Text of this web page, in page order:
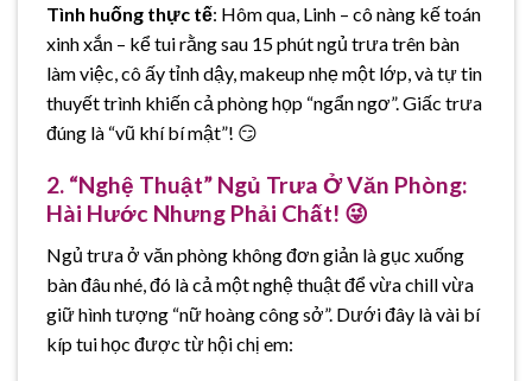
Tình huống thực tế: Hôm qua, Linh – cô nàng kế toán
xinh xắn – kể tui rằng sau 15 phút ngủ trưa trên bàn
làm việc, cô ấy tỉnh dậy, makeup nhẹ một lớp, và tự tin
thuyết trình khiến cả phòng họp “ngẩn ngơ”. Giấc trưa
đúng là “vũ khí bí mật”! 😏
2. “Nghệ Thuật” Ngủ Trưa Ở Văn Phòng:
Hài Hước Nhưng Phải Chất! 😜
Ngủ trưa ở văn phòng không đơn giản là gục xuống
bàn đâu nhé, đó là cả một nghệ thuật để vừa chill vừa
giữ hình tượng “nữ hoàng công sở”. Dưới đây là vài bí
kíp tui học được từ hội chị em: